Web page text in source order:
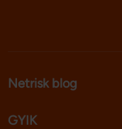
Netrisk blog
GYIK